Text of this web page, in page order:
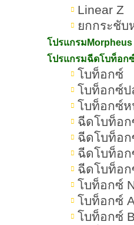
Linear Z
ยกกระชับ
โปรแกรมMorpheus
โปรแกรมฉีดโบท็อก
โบท็อกซ์
โบท็อกซ์ป
โบท็อกซ์ห
ฉีดโบท็อก
ฉีดโบท็อก
ฉีดโบท็อก
ฉีดโบท็อ
โบท็อกซ์
โบท็อกซ์
โบท็อกซ์
Ulthera Prime
ระหว่างทำ
Ulthera Prime
ข้างเคียงไหม
Ulthera Prime
เตรียมตัวอย่างไร
Ulthera Prime
ดูแลตัวเองอย่างไ
ข้อห้ามหลังทำ
Emface